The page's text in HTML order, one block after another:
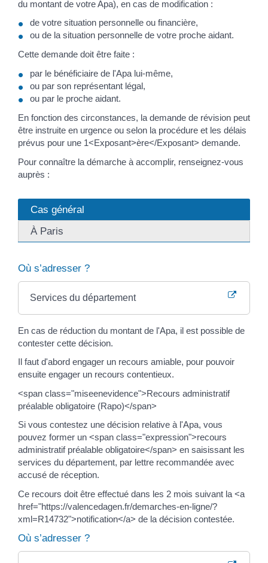
du montant de votre Apa), en cas de modification :
de votre situation personnelle ou financière,
ou de la situation personnelle de votre proche aidant.
Cette demande doit être faite :
par le bénéficiaire de l'Apa lui-même,
ou par son représentant légal,
ou par le proche aidant.
En fonction des circonstances, la demande de révision peut
être instruite en urgence ou selon la procédure et les délais
prévus pour une 1<Exposant>ère</Exposant> demande.
Pour connaître la démarche à accomplir, renseignez-vous
auprès :
Cas général
À Paris
Où s’adresser ?
Services du département
En cas de réduction du montant de l'Apa, il est possible de
contester cette décision.
Il faut d'abord engager un recours amiable, pour pouvoir
ensuite engager un recours contentieux.
<span class="miseenevidence">Recours administratif
préalable obligatoire (Rapo)</span>
Si vous contestez une décision relative à l'Apa, vous
pouvez former un <span class="expression">recours
administratif préalable obligatoire</span> en saisissant les
services du département, par lettre recommandée avec
accusé de réception.
Ce recours doit être effectué dans les 2 mois suivant la <a
href="https://valencedagen.fr/demarches-en-ligne/?
xml=R14732">notification</a> de la décision contestée.
Où s’adresser ?